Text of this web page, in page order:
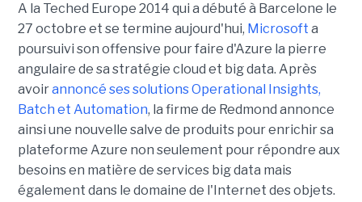
A la Teched Europe 2014 qui a débuté à Barcelone le
27 octobre et se termine aujourd'hui, Microsoft a
poursuivi son offensive pour faire d'Azure la pierre
angulaire de sa stratégie cloud et big data. Après
avoirannoncé ses solutions Operational Insights,
Batch et Automation, la firme de Redmond annonce
ainsi une nouvelle salve de produits pour enrichir sa
plateforme Azure non seulement pour répondre aux
besoins en matière de services big data mais
également dans le domaine de l'Internet des objets.